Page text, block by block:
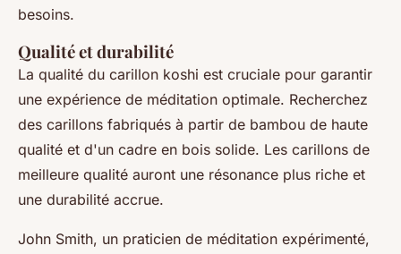
besoins.
Qualité et durabilité
La qualité du carillon koshi est cruciale pour garantir
une expérience de méditation optimale. Recherchez
des carillons fabriqués à partir de bambou de haute
qualité et d'un cadre en bois solide. Les carillons de
meilleure qualité auront une résonance plus riche et
une durabilité accrue.
John Smith, un praticien de méditation expérimenté,